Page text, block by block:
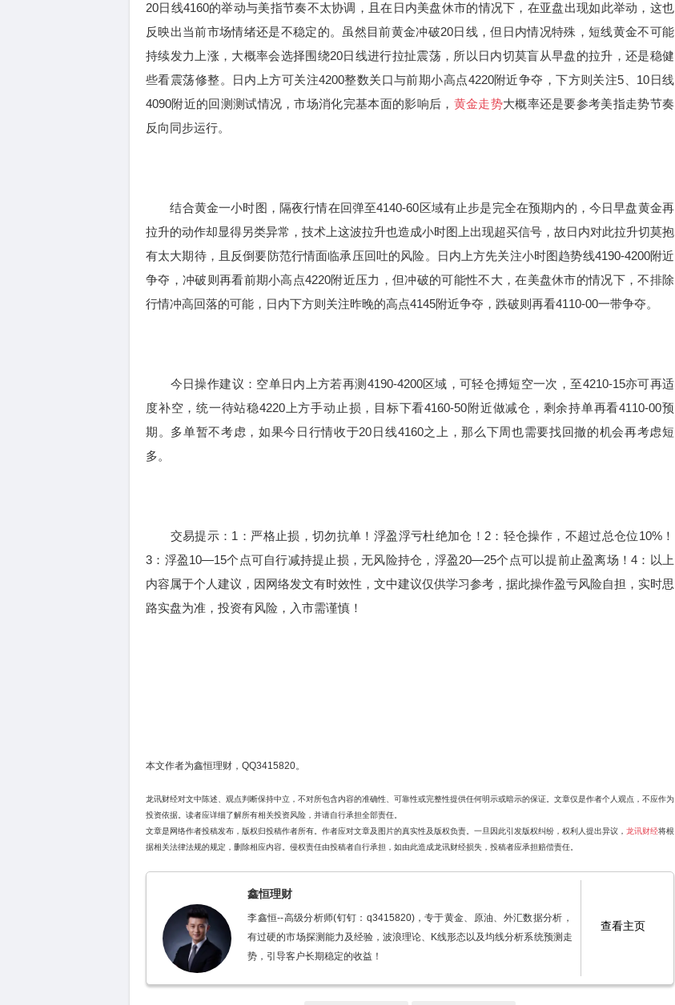
20日线4160的举动与美指节奏不太协调，且在日内美盘休市的情况下，在亚盘出现如此举动，这也
反映出当前市场情绪还是不稳定的。虽然目前黄金冲破20日线，但日内情况特殊，短线黄金不可能
持续发力上涨，大概率会选择围绕20日线进行拉扯震荡，所以日内切莫盲从早盘的拉升，还是稳健
些看震荡修整。日内上方可关注4200整数关口与前期小高点4220附近争夺，下方则关注5、10日线
4090附近的回测测试情况，市场消化完基本面的影响后， 黄金走势大概率还是要参考美指走势节奏
反向同步运行。
结合黄金一小时图，隔夜行情在回弹至4140-60区域有止步是完全在预期内的，今日早盘黄金再
拉升的动作却显得另类异常，技术上这波拉升也造成小时图上出现超买信号，故日内对此拉升切莫抱
有太大期待，且反倒要防范行情面临承压回吐的风险。日内上方先关注小时图趋势线4190-4200附近
争夺，冲破则再看前期小高点4220附近压力，但冲破的可能性不大，在美盘休市的情况下，不排除
行情冲高回落的可能，日内下方则关注昨晚的高点4145附近争夺，跌破则再看4110-00一带争夺。
今日操作建议：空单日内上方若再测4190-4200区域，可轻仓搏短空一次，至4210-15亦可再适
度补空，统一待站稳4220上方手动止损，目标下看4160-50附近做减仓，剩余持单再看4110-00预
期。多单暂不考虑，如果今日行情收于20日线4160之上，那么下周也需要找回撤的机会再考虑短
多。
交易提示：1：严格止损，切勿抗单！浮盈浮亏杜绝加仓！2：轻仓操作，不超过总仓位10%！
3：浮盈10—15个点可自行减持提止损，无风险持仓，浮盈20—25个点可以提前止盈离场！4：以上
内容属于个人建议，因网络发文有时效性，文中建议仅供学习参考，据此操作盈亏风险自担，实时思
路实盘为准，投资有风险，入市需谨慎！
本文作者为鑫恒理财，QQ3415820。
龙讯财经对文中陈述、观点判断保持中立，不对所包含内容的准确性、可靠性或完整性提供任何明示或暗示的保证。文章仅是作者个人观点，不应作为
投资依据。读者应详细了解所有相关投资风险，并请自行承担全部责任。
文章是网络作者投稿发布，版权归投稿作者所有。作者应对文章及图片的真实性及版权负责。一旦因此引发版权纠纷，权利人提出异议， 龙讯财经将根
据相关法律法规的规定，删除相应内容。侵权责任由投稿者自行承担，如由此造成龙讯财经损失，投稿者应承担赔偿责任。
鑫恒理财
李鑫恒--高级分析师(钉钉：q3415820)，专于黄金、原油、外汇数据分析，
有过硬的市场探测能力及经验，波浪理论、K线形态以及均线分析系统预测走
势，引导客户长期稳定的收益！
查看主页